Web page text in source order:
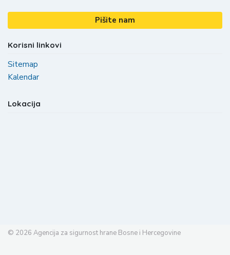
Pišite nam
Korisni linkovi
Sitemap
Kalendar
Lokacija
© 2026 Agencija za sigurnost hrane Bosne i Hercegovine